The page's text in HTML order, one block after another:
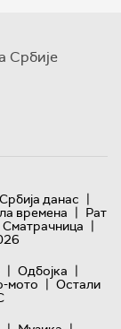
Србије
Србија данас |
времена | Рат
Сматрачница |
| Одбојка |
мото | Остали